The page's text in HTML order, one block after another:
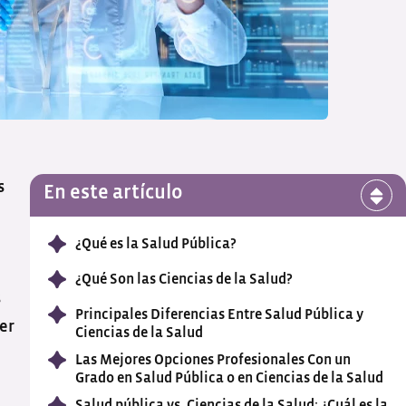
En este artículo
¿Qué es la Salud Pública?
¿Qué Son las Ciencias de la Salud?
Principales Diferencias Entre Salud Pública y
Ciencias de la Salud
Las Mejores Opciones Profesionales Con un
Grado en Salud Pública o en Ciencias de la Salud